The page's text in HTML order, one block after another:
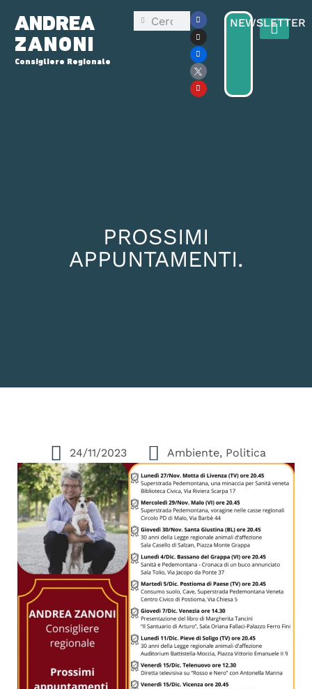
ANDREA
ZANONI
Consigliere Regionale
NEWSLETTER
PROSSIMI
APPUNTAMENTI.
24/11/2023 Ambiente, Politica